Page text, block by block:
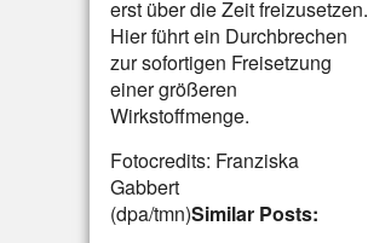
erst über die Zeit freizusetzen.
Hier führt ein Durchbrechen
zur sofortigen Freisetzung
einer größeren
Wirkstoffmenge.
Fotocredits: Franziska
Gabbert
(dpa/tmn)Similar Posts: